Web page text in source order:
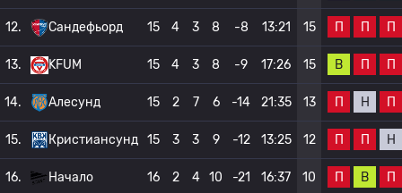
12. Сандефьорд 15 4 3 8 -8 13:21 15 П П П
13. KFUM 15 4 3 8 -9 17:26 15 В П П
14. Алесунд 15 2 7 6 -14 21:35 13 П Н П
15. Кристиансунд 15 3 3 9 -12 13:25 12 П П Н
16. Начало 16 2 4 10 -21 16:37 10 П В П